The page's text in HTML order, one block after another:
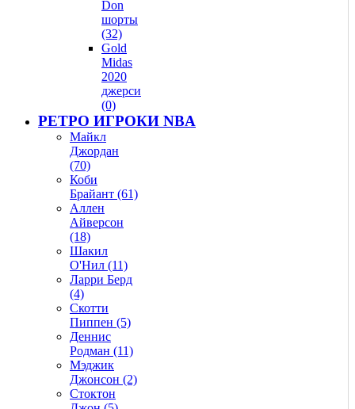
Don
шорты
(32)
Gold
Midas
2020
джерси
(0)
РЕТРО ИГРОКИ NBA
Майкл
Джордан
(70)
Коби
Брайант (61)
Аллен
Айверсон
(18)
Шакил
О'Нил (11)
Ларри Берд
(4)
Скотти
Пиппен (5)
Деннис
Родман (11)
Мэджик
Джонсон (2)
Стоктон